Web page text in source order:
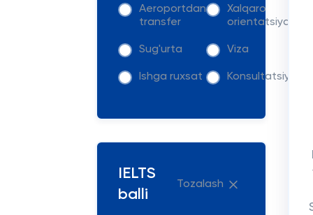
Aeroportdan
transfer
Xalqaro
orientatsiya
Sug'urta Viza
Ishga ruxsat Konsultatsiya
IELTS
balli
Tozalash